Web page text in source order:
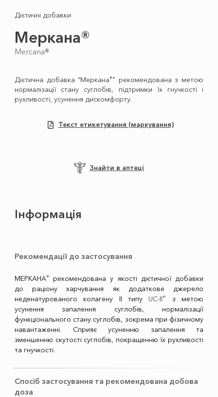
Дієтичні добавки
Меркана®
Mercana®
Дієтична добавка "Меркана®" рекомендована з метою
нормалізації стану суглобів, підтримки їх гнучкості і
рухливості, усунення дискомфорту.
Текст етикетування (маркування)
Знайти в аптеці
Інформація
Рекомендації до застосування
МЕРКАНА® рекомендована у якості дієтичної добавки
до раціону харчування як додаткове джерело
неденатурованого колагену ІІ типу UC-II®
з метою
усунення запалення суглобів, нормалізації
функціонального стану суглобів, зокрема при фізичному
навантаженні. Сприяє усуненню запалення та
зменшенню скутості суглобів, покращенню їх рухливості
та гнучкості.
Спосіб застосування та рекомендована добова
доза